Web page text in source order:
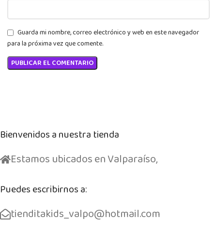
Guarda mi nombre, correo electrónico y web en este navegador
para la próxima vez que comente.
Bienvenidos a nuestra tienda
Estamos ubicados en Valparaíso,
Puedes escribirnos a:
tienditakids_valpo@hotmail.com